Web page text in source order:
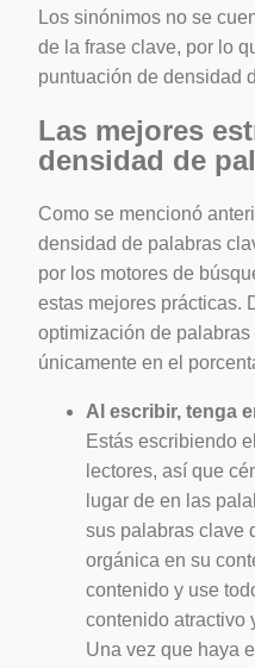
Los sinónimos no se
de la frase clave, por lo
puntuación de densidad
Las mejores
densidad de
Como se mencionó
densidad de palabras
por los motores de
estas mejores prácticas.
optimización de
únicamente en el
Al escribir, tenga
Estás escribiendo
lectores, así que
lugar de en las
sus palabras clave
orgánica en su
contenido y use
contenido atractivo
Una vez que haya